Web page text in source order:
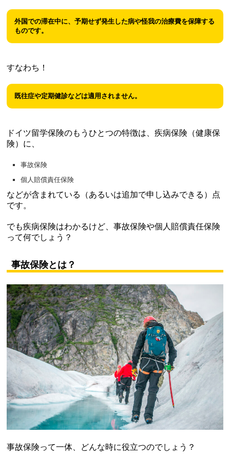
外国での滞在中に、予期せず発生した病や怪我の治療費を保障する
ものです。
すなわち！
既往症や定期健診などは適用されません。
ドイツ留学保険のもうひとつの特徴は、疾病保険（健康保
険）に、
事故保険
個人賠償責任保険
などが含まれている（あるいは追加で申し込みできる）点
です。
でも疾病保険はわかるけど、事故保険や個人賠償責任保険
って何でしょう？
事故保険とは？
事故保険って一体、どんな時に役立つのでしょう？